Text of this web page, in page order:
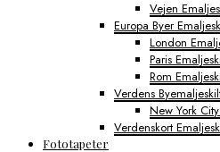
Vejen
Europa Byer
London
Paris
Rom
Verdens
New York
Verdenskort
Fototapeter